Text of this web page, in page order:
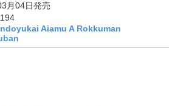
月04日発売
Aiamu A Rokkuman